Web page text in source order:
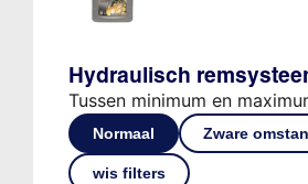
Hydraulisch
Tussen minimum en
Normaal Zware
wis filters